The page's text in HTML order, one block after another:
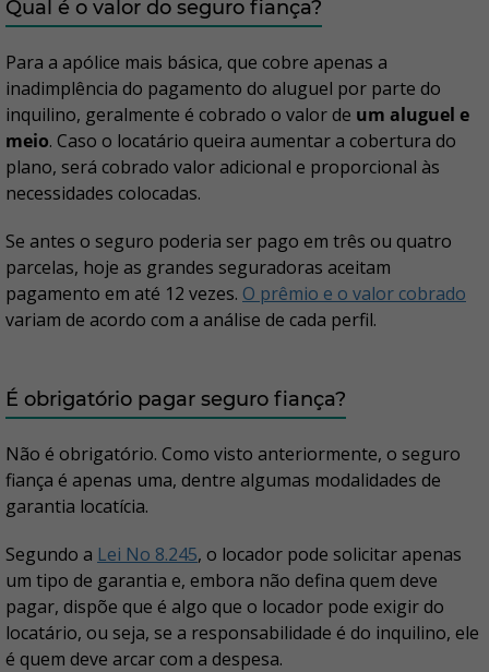
Qual é o valor do seguro fiança?
Para a apólice mais básica, que cobre apenas a
inadimplência do pagamento do aluguel por parte do
inquilino, geralmente é cobrado o valor de um aluguel e
meio. Caso o locatário queira aumentar a cobertura do
plano, será cobrado valor adicional e proporcional às
necessidades colocadas.
Se antes o seguro poderia ser pago em três ou quatro
parcelas, hoje as grandes seguradoras aceitam
pagamento em até 12 vezes. O prêmio e o valor cobrado
variam de acordo com a análise de cada perfil.
É obrigatório pagar seguro fiança?
Não é obrigatório. Como visto anteriormente, o seguro
fiança é apenas uma, dentre algumas modalidades de
garantia locatícia.
Segundo a Lei No 8.245, o locador pode solicitar apenas
um tipo de garantia e, embora não defina quem deve
pagar, dispõe que é algo que o locador pode exigir do
locatário, ou seja, se a responsabilidade é do inquilino, ele
é quem deve arcar com a despesa.